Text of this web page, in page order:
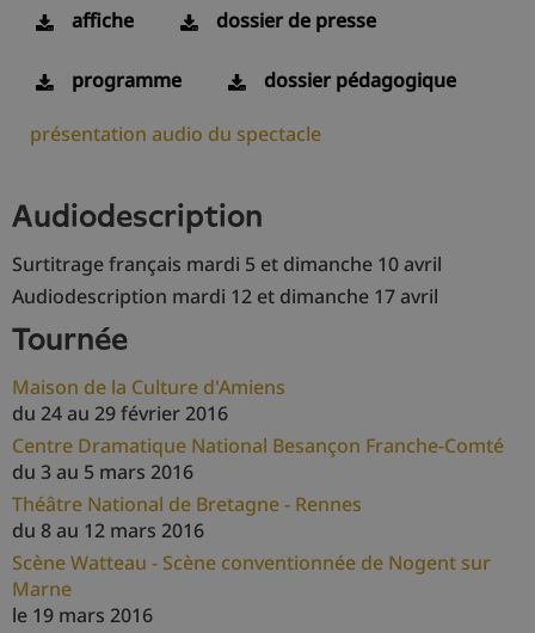
affiche dossier de presse
programme dossier pédagogique
présentation audio du spectacle
audiodescription
Surtitrage français mardi 5 et dimanche 10 avril
Audiodescription mardi 12 et dimanche 17 avril
tournée
Maison de la Culture d'Amiens
du 24 au 29 février 2016
Centre Dramatique National Besançon Franche-Comté
du 3 au 5 mars 2016
Théâtre National de Bretagne - Rennes
du 8 au 12 mars 2016
Scène Watteau - Scène conventionnée de Nogent sur
Marne
le 19 mars 2016